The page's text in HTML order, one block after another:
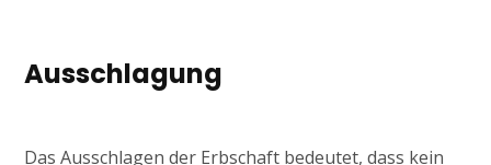
Ausschlagung
Das Ausschlagen der Erbschaft bedeutet, dass kein